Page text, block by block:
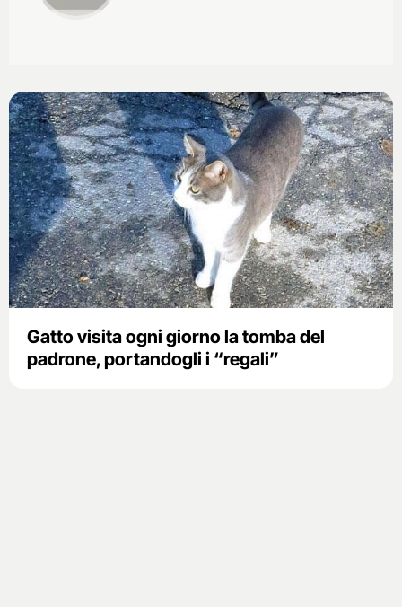
Gatto visita ogni giorno la tomba del
padrone, portandogli i “regali”